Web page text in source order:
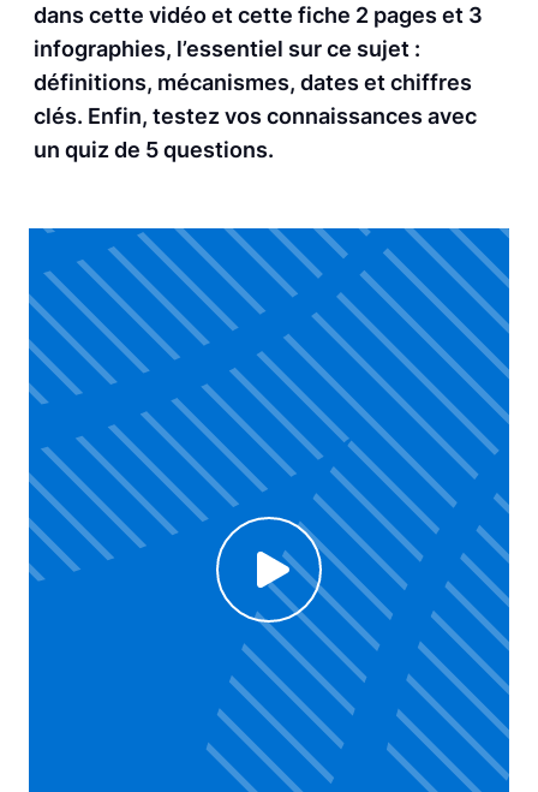
dans cette vidéo et cette fiche 2 pages et 3
infographies, l’essentiel sur ce sujet :
définitions, mécanismes, dates et chiffres
clés. Enfin, testez vos connaissances avec
un quiz de 5 questions.
Voir la vidéo
Click to enable Youtube cookies and see content